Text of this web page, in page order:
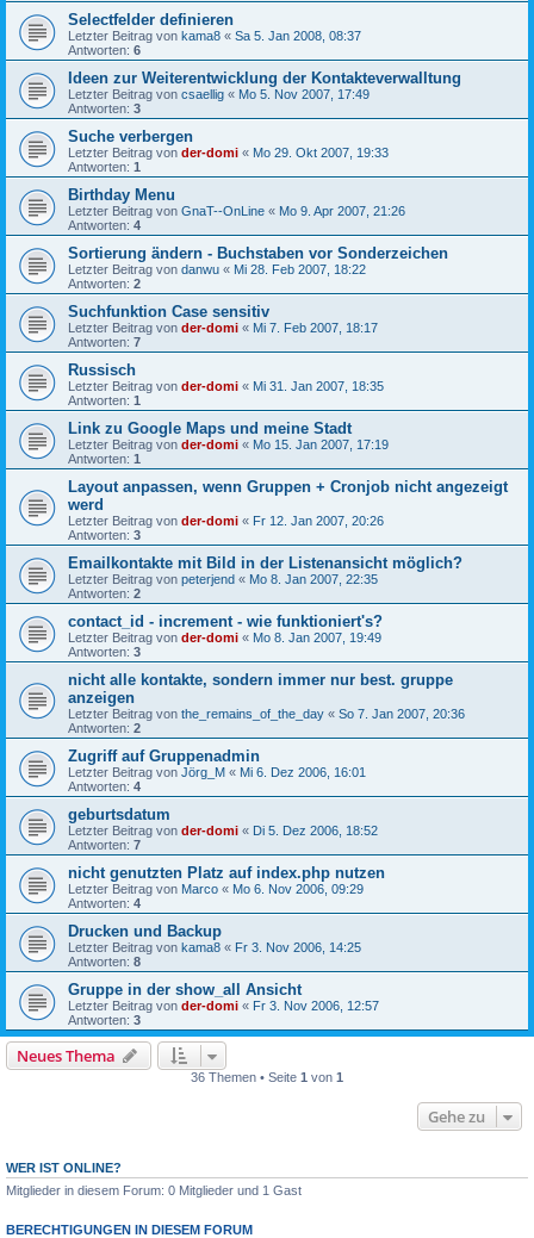
Selectfelder definieren
Letzter Beitrag von kama8 « Sa 5. Jan 2008, 08:37
Antworten: 6
Ideen zur Weiterentwicklung der Kontakteverwalltung
Letzter Beitrag von csaellig « Mo 5. Nov 2007, 17:49
Antworten: 3
Suche verbergen
Letzter Beitrag von der-domi « Mo 29. Okt 2007, 19:33
Antworten: 1
Birthday Menu
Letzter Beitrag von GnaT--OnLine « Mo 9. Apr 2007, 21:26
Antworten: 4
Sortierung ändern - Buchstaben vor Sonderzeichen
Letzter Beitrag von danwu « Mi 28. Feb 2007, 18:22
Antworten: 2
Suchfunktion Case sensitiv
Letzter Beitrag von der-domi « Mi 7. Feb 2007, 18:17
Antworten: 7
Russisch
Letzter Beitrag von der-domi « Mi 31. Jan 2007, 18:35
Antworten: 1
Link zu Google Maps und meine Stadt
Letzter Beitrag von der-domi « Mo 15. Jan 2007, 17:19
Antworten: 1
Layout anpassen, wenn Gruppen + Cronjob nicht angezeigt
werd
Letzter Beitrag von der-domi « Fr 12. Jan 2007, 20:26
Antworten: 3
Emailkontakte mit Bild in der Listenansicht möglich?
Letzter Beitrag von peterjend « Mo 8. Jan 2007, 22:35
Antworten: 2
contact_id - increment - wie funktioniert's?
Letzter Beitrag von der-domi « Mo 8. Jan 2007, 19:49
Antworten: 3
nicht alle kontakte, sondern immer nur best. gruppe
anzeigen
Letzter Beitrag von the_remains_of_the_day « So 7. Jan 2007, 20:36
Antworten: 2
Zugriff auf Gruppenadmin
Letzter Beitrag von Jörg_M « Mi 6. Dez 2006, 16:01
Antworten: 4
geburtsdatum
Letzter Beitrag von der-domi « Di 5. Dez 2006, 18:52
Antworten: 7
nicht genutzten Platz auf index.php nutzen
Letzter Beitrag von Marco « Mo 6. Nov 2006, 09:29
Antworten: 4
Drucken und Backup
Letzter Beitrag von kama8 « Fr 3. Nov 2006, 14:25
Antworten: 8
Gruppe in der show_all Ansicht
Letzter Beitrag von der-domi « Fr 3. Nov 2006, 12:57
Antworten: 3
Neues Thema
36 Themen • Seite 1 von 1
Gehe zu
WER IST ONLINE?
Mitglieder in diesem Forum: 0 Mitglieder und 1 Gast
BERECHTIGUNGEN IN DIESEM FORUM